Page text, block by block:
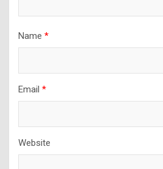
Name *
Email *
Website